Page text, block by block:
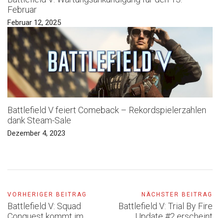
Februar
Februar 12, 2025
Battlefield V feiert Comeback – Rekordspielerzahlen
dank Steam-Sale
Dezember 4, 2023
VORHERIGER BEITRAG
Battlefield V: Squad
NÄCHSTER BEITRAG
Battlefield V: Trial By Fire